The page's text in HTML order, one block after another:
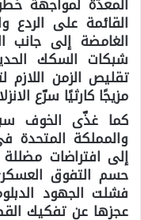
القائمة على الردع
الغامضة إلى جانب
شبكات السكك
تقليص الزمن
مزيجًا كارثيًا سرّع
كما غذّى الخوف
والمملكة
إلى افتراضات
حسم التفوق
فشلت الجهود
عجزها عن تفكيك